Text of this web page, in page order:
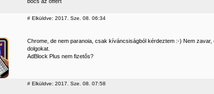
# Elküldve: 2017. Sze. 08. 06:34
Chrome, de nem paranoia, csak kíváncsiságból kérdeztem :-) Nem
dolgokat.
AdBlock Plus nem fizetős?
# Elküldve: 2017. Sze. 08. 07:58